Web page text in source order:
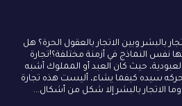
بالبشر وبين الاتجار بالعقول الحرة؟ هل
نفس النماذج في أزمنة مختلفة؟!تجارة
حيث كان العبد أو المملوك أشبه
سيده كيفما يشاء، أليست هذه تجارة
الاتجار بالبشر إلا شكل من أشكال...